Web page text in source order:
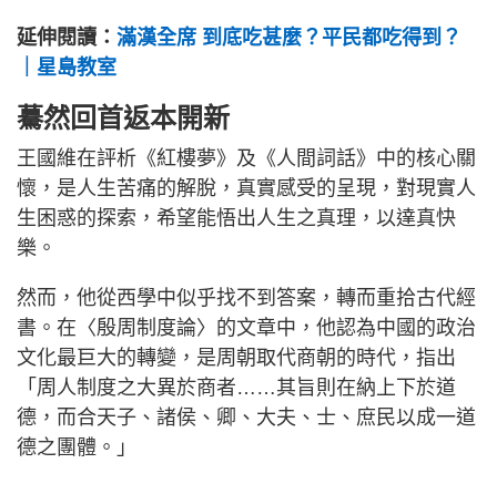
延伸閱讀： 滿漢全席 到底吃甚麼？平民都吃得到？
｜星島教室
驀然回首返本開新
王國維在評析《紅樓夢》及《人間詞話》中的核心關
懷，是人生苦痛的解脫，真實感受的呈現，對現實人
生困惑的探索，希望能悟出人生之真理，以達真快
樂。
然而，他從西學中似乎找不到答案，轉而重拾古代經
書。在〈殷周制度論〉的文章中，他認為中國的政治
文化最巨大的轉變，是周朝取代商朝的時代，指出
「周人制度之大異於商者……其旨則在納上下於道
德，而合天子、諸侯、卿、大夫、士、庶民以成一道
德之團體。」